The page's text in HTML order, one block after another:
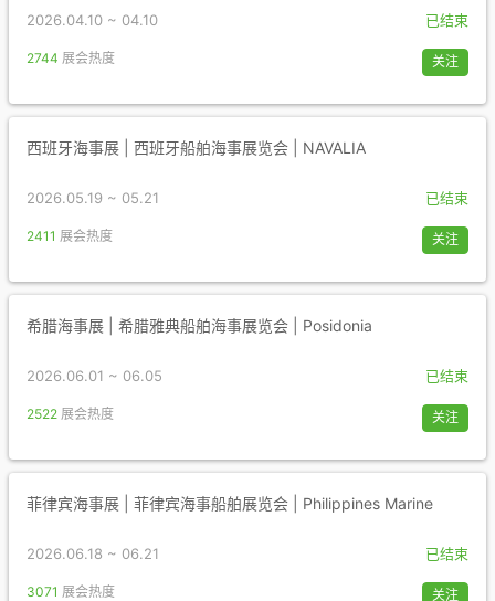
2026.04.10 ~ 04.10 已结束
2744 展会热度 关注
西班牙海事展 | 西班牙船舶海事展览会 | NAVALIA
2026.05.19 ~ 05.21 已结束
2411 展会热度 关注
希腊海事展 | 希腊雅典船舶海事展览会 | Posidonia
2026.06.01 ~ 06.05 已结束
2522 展会热度 关注
菲律宾海事展 | 菲律宾海事船舶展览会 | Philippines Marine
2026.06.18 ~ 06.21 已结束
3071 展会热度 关注